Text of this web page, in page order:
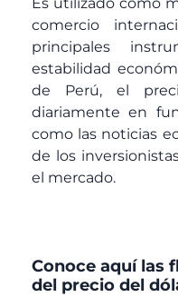
comercio
principales
estabilidad
de Perú, el
diariamente en
como las noticias
de los
el mercado.
Conoce aquí las
del precio del